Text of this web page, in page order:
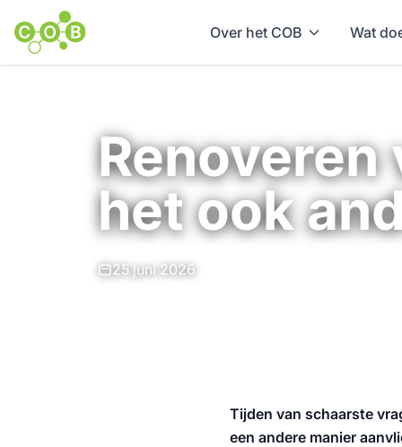
Over het COB Wat
Renoveren
het ook
25 juni 2026
Tijden van schaarste
een andere manier